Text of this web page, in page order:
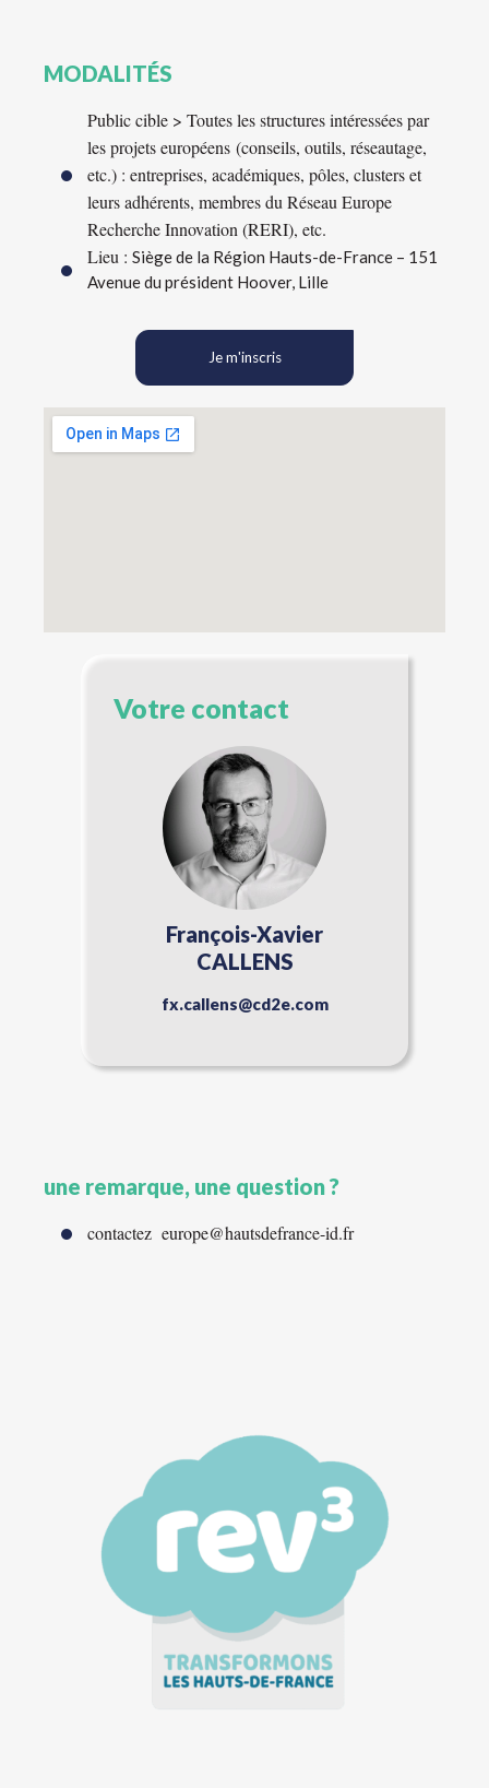
MODALITÉS
Public cible > Toutes les structures intéressées par
les projets européens (conseils, outils, réseautage,
etc.) : entreprises, académiques, pôles, clusters et
leurs adhérents, membres du Réseau Europe
Recherche Innovation (RERI), etc.
Lieu : Siège de la Région Hauts-de-France – 151
Avenue du président Hoover, Lille
Je m'inscris
Votre contact
François-Xavier
CALLENS
fx.callens@cd2e.com
une remarque, une question ?
contactez europe@hautsdefrance-id.fr